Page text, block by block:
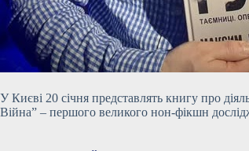
У Києві 20 січня представлять книгу про
Війна” – першого великого нон-фікшн